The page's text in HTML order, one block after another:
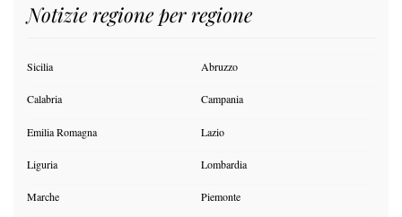
Notizie regione per regione
Sicilia Abruzzo
Calabria Campania
Emilia Romagna Lazio
Liguria Lombardia
Marche Piemonte